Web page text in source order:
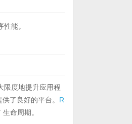
能。
限度地提升应用程
了良好的平台。 R
命周期。